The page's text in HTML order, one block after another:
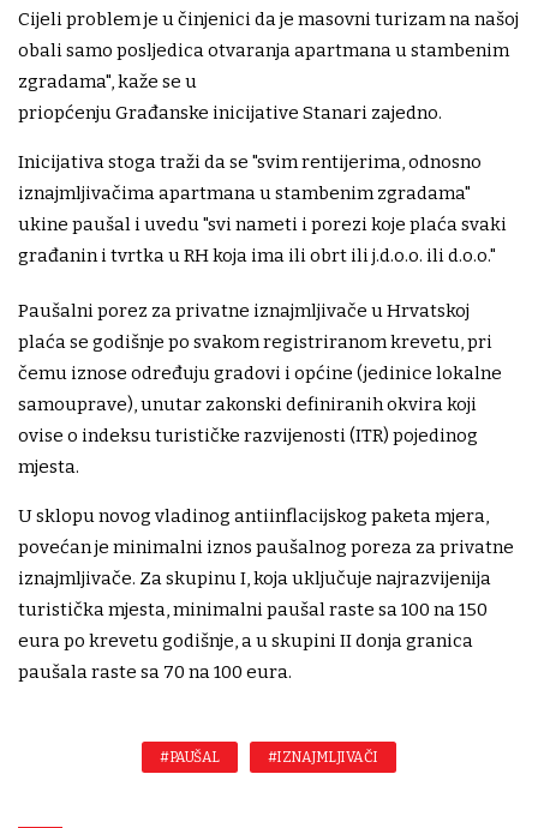
Cijeli problem je u činjenici da je masovni turizam na našoj
obali samo posljedica otvaranja apartmana u stambenim
zgradama", kaže se u
priopćenju Građanske inicijative Stanari zajedno.
Inicijativa stoga traži da se "svim rentijerima, odnosno
iznajmljivačima apartmana u stambenim zgradama"
ukine paušal i uvedu "svi nameti i porezi koje plaća svaki
građanin i tvrtka u RH koja ima ili obrt ili j.d.o.o. ili d.o.o."
Paušalni porez za privatne iznajmljivače u Hrvatskoj
plaća se godišnje po svakom registriranom krevetu, pri
čemu iznose određuju gradovi i općine (jedinice lokalne
samouprave), unutar zakonski definiranih okvira koji
ovise o indeksu turističke razvijenosti (ITR) pojedinog
mjesta.
U sklopu novog vladinog antiinflacijskog paketa mjera,
povećan je minimalni iznos paušalnog poreza za privatne
iznajmljivače. Za skupinu I, koja uključuje najrazvijenija
turistička mjesta, minimalni paušal raste sa 100 na 150
eura po krevetu godišnje, a u skupini II donja granica
paušala raste sa 70 na 100 eura.
#PAUŠAL #IZNAJMLJIVAČI